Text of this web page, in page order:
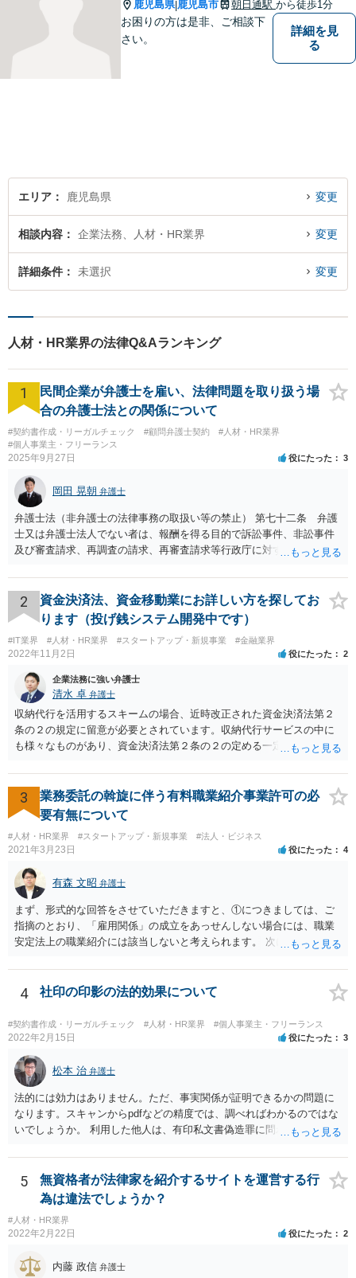
可】
鹿児島県|鹿児島市 朝日通駅 から徒歩1分
お困りの方は是非、ご相談下
さい。
詳細を見
る
エリア 鹿児島県 変更
相談内容 企業法務、人材・HR業界 変更
詳細条件 未選択 変更
人材・HR業界の法律Q&Aランキング
1
民間企業が弁護士を雇い、法律問題を取り扱う場
合の弁護士法との関係について
#契約書作成・リーガルチェック #顧問弁護士契約
#人材・HR業界
#個人事業主・フリーランス
2025年9月27日 役にたった 3
岡田 晃朝 弁護士
弁護士法（非弁護士の法律事務の取扱い等の禁止） 第七十二条 弁護
士又は弁護士法人でない者は、報酬を得る目的で訴訟事件、非訟事件
及び審査請求、再調査の請求、再審査請求等行政庁に対する不服申立
の他の法律事務を取り扱い、又はこれらの周旋をすることを業とする
ことができない。ただし、この法律又は他の法律に別段の定めがある
場合は、この限りでない。 で、自身がする場合だけでなく、弁護士で
ないものに、あっせんしたりすることも違法ですから、問題になるか
と思います。
2
資金決済法、資金移動業にお詳しい方を探してお
ります（投げ銭システム開発中です）
#IT業界 #人材・HR業界 #スタートアップ・新規事業 #金融業界
2022年11月2日 役にたった 2
企業法務に強い弁護士
清水 卓 弁護士
収納代行を活用するスキームの場合、近時改正された資金決済法第２
条の２の規定に留意が必要とされています。収納代行サービスの中に
も様々なものがあり、資金決済法第２条の２の定める一定の要件（内
ことが明らかにされました。 この資金決済法第２条の２の定める一
定の要件（内閣府令で定める要件も含む）については、該当条文を見
るだけではなかなか理解し難いところがあるかと思いますし、この掲
示板で回答するには限界がありますので、この分野に詳しそうな弁護
士の方に直接相談なさってみて下さい。 （資金決済法） 第二条の二
金銭債権を有する者（以下この条において「受取人」という。）から
の委託、受取人からの金銭債権の譲受けその他これらに類する方法に
より、当該金銭債権に係る債務者又は当該債務者からの委託（二以上
の段階にわたる委託を含む。）その他これに類する方法により支払を
行う者から弁済として資金を受け入れ、又は他の者に受け入れさせ、
当該受取人に当該資金を移動させる行為（当該資金を当該受取人に交
付することにより移動させる行為を除く。）であって、受取人が個人
（事業として又は事業のために受取人となる場合におけるものを除
く。）であることその他の内閣府令で定める要件を満たすものは、為
替取引に該当するものとする
3
業務委託の斡旋に伴う有料職業紹介事業許可の必
要有無について
#人材・HR業界 #スタートアップ・新規事業 #法人・ビジネス
2021年3月23日 役にたった 4
有森 文昭 弁護士
まず、形式的な回答をさせていただきますと、①につきましては、ご
指摘のとおり、「雇用関係」の成立をあっせんしない場合には、職業
安定法上の職業紹介には該当しないと考えられます。 次に、②につい
は、職業安定法上の職業紹介には該当しないと考えられます。 以上が
形式的な回答になりますが、形式的には、「雇用関係」の成立のあっ
る場合には、職業紹介に該当すると判断される可能性があります。 こ
の判断は、広範にかつ厳格に行われるので、実質的にみても、問題な
いといえるかには十分注意する必要があります。 また、業務委託契約
のあっせんは、事業主間の商取引を仲介することになりますので、分
野によっては、何らかの許認可等が必要となる可能性がある点にも注
意が必要です。 いずれにしても、慎重に検討、対応いただいた方がよ
いものと存じますので、一度弁護士にご相談いただき、全体的なリー
ガルチェックをしていただくことをお勧めいたします。
4 社印の印影の法的効果について
#契約書作成・リーガルチェック #人材・HR業界 #個人事業主・フリーランス
2022年2月15日 役にたった 3
松本 治 弁護士
法的には効力はありません。ただ、事実関係が証明できるかの問題に
なります。スキャンからpdfなどの精度では、調べればわかるのではな
いでしょうか。 利用した他人は、有印私文書偽造罪に問われることに
なるでしょう。
5
無資格者が法律家を紹介するサイトを運営する行
為は違法でしょうか？
#人材・HR業界
2022年2月22日 役にたった 2
内藤 政信 弁護士